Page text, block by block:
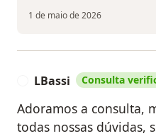
1 de maio de 2026
LBassi Consulta
Adoramos a consulta,
todas nossas dúvidas,